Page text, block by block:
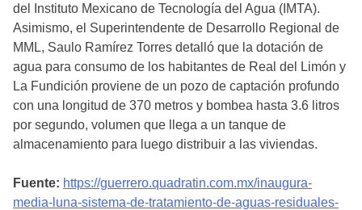
del Instituto Mexicano de Tecnología del Agua (IMTA).
Asimismo, el Superintendente de Desarrollo Regional de
MML, Saulo Ramírez Torres detalló que la dotación de
agua para consumo de los habitantes de Real del Limón y
La Fundición proviene de un pozo de captación profundo
con una longitud de 370 metros y bombea hasta 3.6 litros
por segundo, volumen que llega a un tanque de
almacenamiento para luego distribuir a las viviendas.
Fuente: https://guerrero.quadratin.com.mx/inaugura-
media-luna-sistema-de-tratamiento-de-aguas-residuales-